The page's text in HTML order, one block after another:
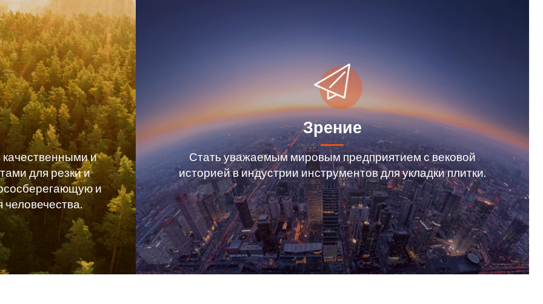
и
для резки и
и
человечества.
Зрение
Стать уважаемым мировым предприятием с вековой
историей в индустрии инструментов для укладки плитки.